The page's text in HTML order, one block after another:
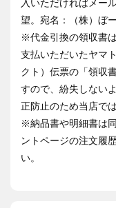
入いただければメー
望。宛名：（株）ぼ
※代金引換の領収書
支払いただいたヤマ
クト）伝票の「領収
すので、紛失しない
正防止のため当店で
※納品書や明細書は
ントページの注文履
い。